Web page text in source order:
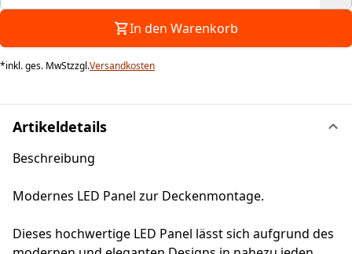
In den Warenkorb
*inkl. ges. MwStzzgl.Versandkosten
Artikeldetails
Beschreibung
Modernes LED Panel zur Deckenmontage.
Dieses hochwertige LED Panel lässt sich aufgrund des